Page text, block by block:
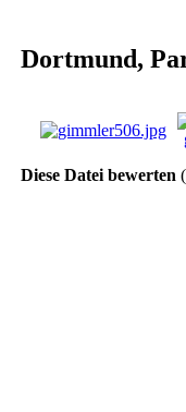
Dortmund,
Diese Datei bewerten